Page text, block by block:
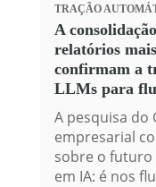
TRAÇÃO
A
relatórios
confirmam a
LLMs para
A pesquisa do
empresarial
sobre o futuro
em IA: é nos